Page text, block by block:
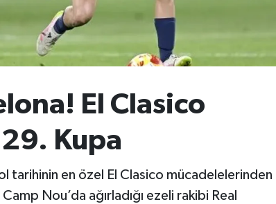
El Clasico
Kupa
tarihinin en özel El Clasico mücadelelerinden
Nou’da ağırladığı ezeli rakibi Real